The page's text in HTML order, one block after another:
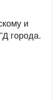
и
города.